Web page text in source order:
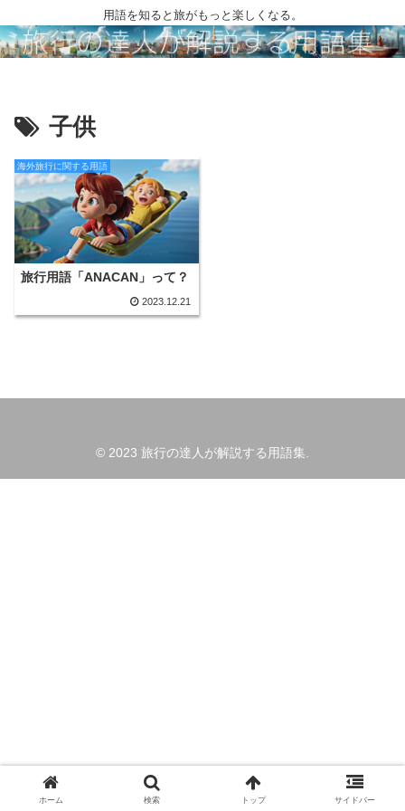
用語を知ると旅がもっと楽しくなる。
子供
海外旅行に関する用語
旅行用語「ANACAN」って？
2023.12.21
© 2023 旅行の達人が解説する用語集.
ホーム 検索 トップ サイドバー